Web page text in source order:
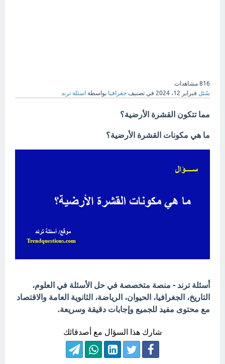
816 مشاهدات
سُئل فبراير 12، 2024 في تصنيف جغرافيا بواسطة اسئلة ترند
مما تتكون القشرة الأرضية؟
ما هي مكونات القشرة الأرضية؟
أسئلة ترند - منصة متخصصة في حل الأسئلة في العلوم،
التاريخ، الجغرافيا، الحيوان، الرياضة، الثانوية العامة والاقتصاد
مع محتوى مفيد للجميع وإجابات دقيقة وسريعة.
شارك هذا السؤال مع أصدقائك